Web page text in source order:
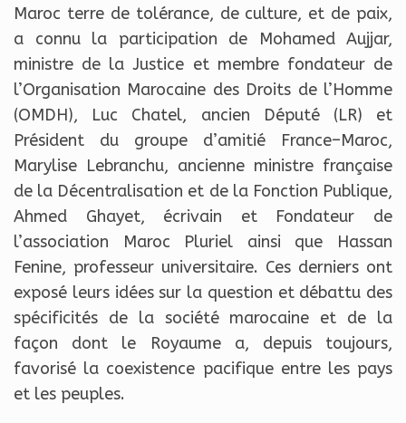
Maroc terre de tolérance, de culture, et de paix,
a connu la participation de Mohamed Aujjar,
ministre de la Justice et membre fondateur de
l’Organisation Marocaine des Droits de l’Homme
(OMDH), Luc Chatel, ancien Député (LR) et
Président du groupe d’amitié France–Maroc,
Marylise Lebranchu, ancienne ministre française
de la Décentralisation et de la Fonction Publique,
Ahmed Ghayet, écrivain et Fondateur de
l’association Maroc Pluriel ainsi que Hassan
Fenine, professeur universitaire. Ces derniers ont
exposé leurs idées sur la question et débattu des
spécificités de la société marocaine et de la
façon dont le Royaume a, depuis toujours,
favorisé la coexistence pacifique entre les pays
et les peuples.